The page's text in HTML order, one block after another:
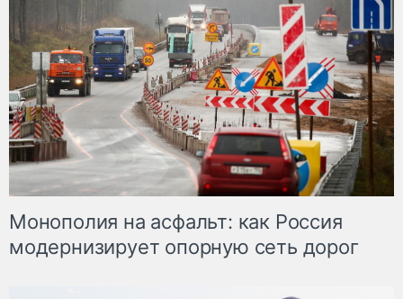
Монополия на асфальт: как Россия
модернизирует опорную сеть дорог